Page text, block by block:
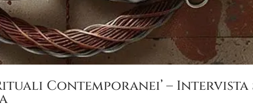
Contemporanei’ – Intervista